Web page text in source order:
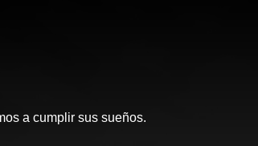
a cumplir sus sueños.